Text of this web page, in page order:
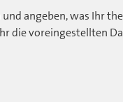
angeben, was Ihr
die voreingestellten